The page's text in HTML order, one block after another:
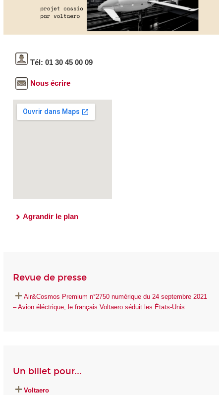
Tél: 01 30 45 00 09
Nous écrire
Agrandir le plan
Revue de presse
Air&Cosmos Premium n°2750 numérique du 24 septembre 2021
– Avion éléctrique, le français Voltaero séduit les États-Unis
Un billet pour...
Voltaero